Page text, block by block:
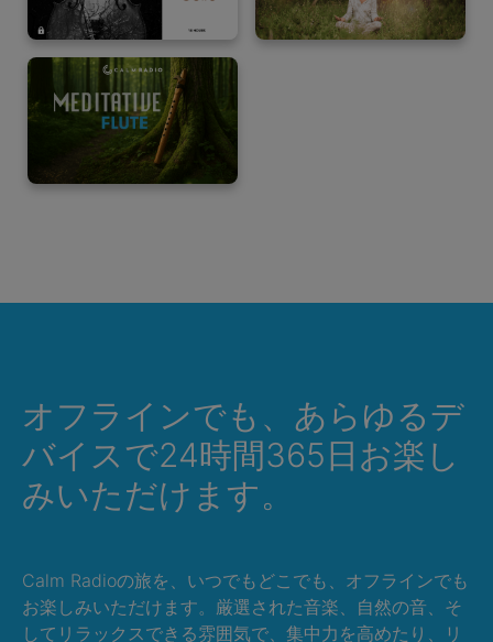
オフラインでも、あらゆるデ
バイスで24時間365日お楽し
みいただけます。
Calm Radioの旅を、いつでもどこでも、オフラインでも
お楽しみいただけます。厳選された音楽、自然の音、そ
してリラックスできる雰囲気で、集中力を高めたり、リ